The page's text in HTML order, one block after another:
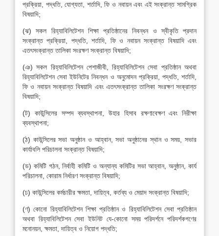
প্রক্রিয়া, পদ্ধতি, যোগ্যতা, শর্তাদি, ফি ও নবায়ন এবং এই সংক্রান্ত সামগ্রিক
বিষয়াদি;
(ঝ) সকল রিহ্যাবিলিটেশন শিক্ষা প্রতিষ্ঠানের নিবন্ধন ও স্বীকৃতি প্রদান
সংক্রান্ত প্রক্রিয়া, পদ্ধতি, শর্তাদি, ফি ও নবায়ন সংক্রান্ত বিষয়াদি এবং
এতৎসংক্রান্ত তালিকা সংরক্ষণ সংক্রান্ত বিষয়াদি;
(ঞ) সকল রিহ্যাবিলিটেশন পেশাজীবী, রিহ্যাবিলিটেশন সেবা প্রতিষ্ঠান অথবা
রিহ্যাবিলিটেশন সেবা ইউনিটের নিবন্ধন ও অনুমোদন প্রক্রিয়া, পদ্ধতি, শর্তাদি,
ফি ও নবায়ন সংক্রান্ত বিষয়াদি এবং এতৎসংক্রান্ত তালিকা সংরক্ষণ সংক্রান্ত
বিষয়াদি;
(ট) কাউন্সিলের সম্পদ ব্যবস্থাপনা, উহার হিসাব রক্ষণাবেক্ষণ এবং নিরীক্ষা
ব্যবস্থাপনা;
(ঠ) কাউন্সিলের সভা অনুষ্ঠান ও আহ্বান, সভা অনুষ্ঠানের স্থান ও সময়, সভার
কার্যাবলি পরিচালনা সংক্রান্ত বিষয়াদি;
(ড) কমিটি গঠন, নির্বাহী কমিটি ও অন্যান্য কমিটির সভা আহ্বান, অনুষ্ঠান, কার্য
পরিচালনা, কোরাম নির্ধারণ সংক্রান্ত বিষয়াদি;
(ঢ) কাউন্সিলের কর্মচারীর ক্ষমতা, দায়িত্ব, কর্তব্য ও মেয়াদ সংক্রান্ত বিষয়াদি;
(ণ) কোনো রিহ্যাবিলিটেশন শিক্ষা প্রতিষ্ঠান ও রিহ্যাবিলিটেশন সেবা প্রতিষ্ঠান
অথবা রিহ্যাবিলিটেশন সেবা ইউনিট যে-কোনো সময় পরিদর্শনে পরিদর্শকগণের
মনোনয়ন, ক্ষমতা, দায়িত্ব ও নিয়োগ পদ্ধতি;